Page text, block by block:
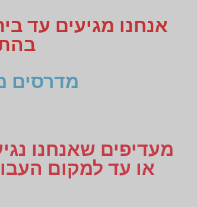
אנחנו מגיעים עד
מדרסים
מעדיפים שאנחנו